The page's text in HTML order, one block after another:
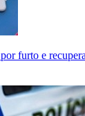
furto e